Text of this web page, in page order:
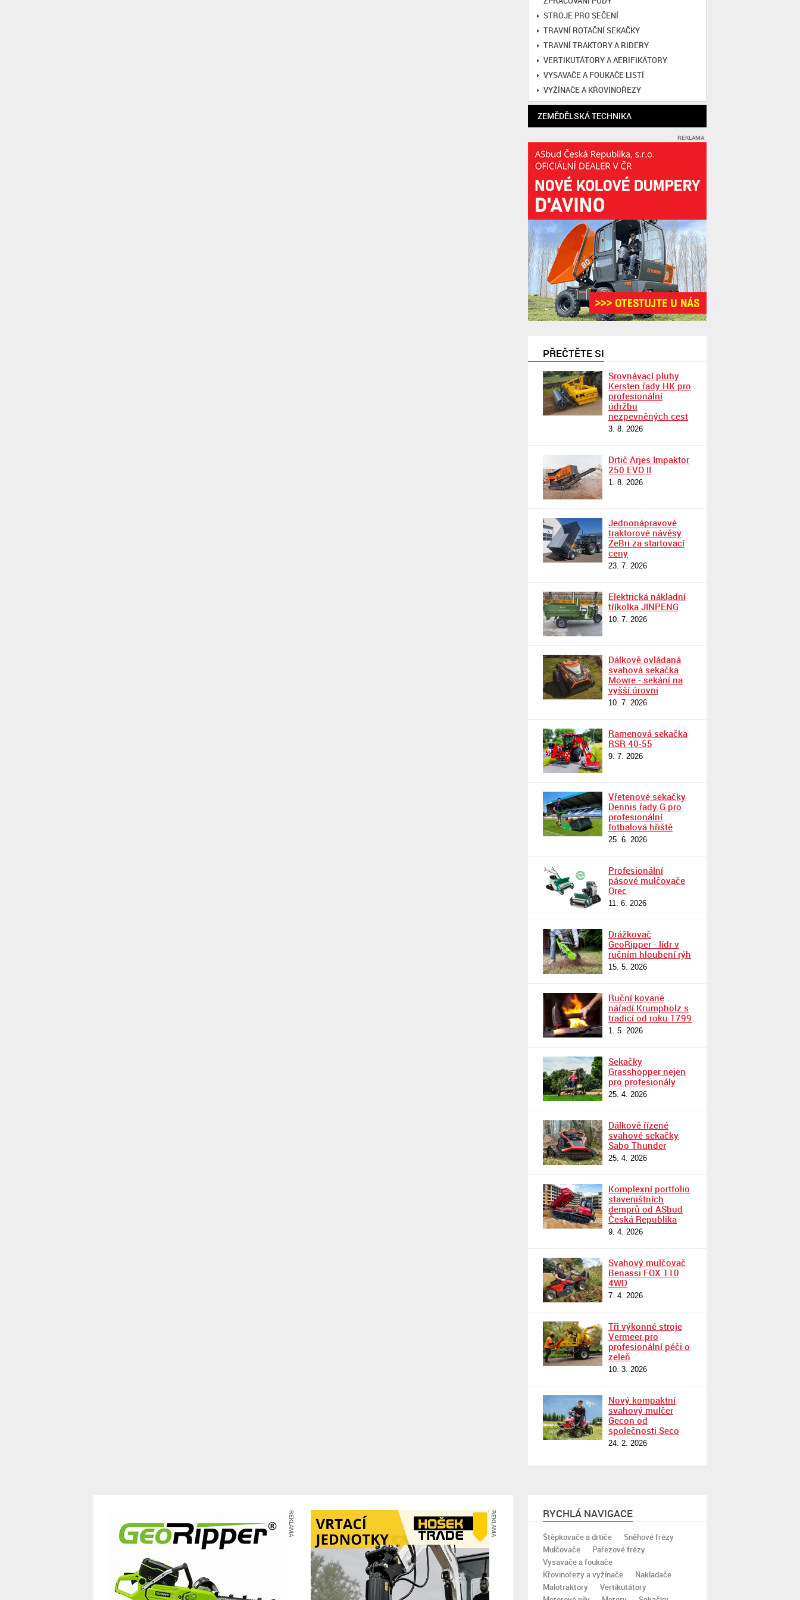
STROJE PRO SEČENÍ
TRAVNÍ ROTAČNÍ SEKAČKY
TRAVNÍ TRAKTORY A RIDERY
VERTIKUTÁTORY A AERIFIKÁTORY
VYSAVAČE A FOUKAČE LISTÍ
VYŽÍNAČE A KŘOVINOŘEZY
ZEMĚDĚLSKÁ TECHNIKA
REKLAMA
PŘEČTĚTE SI
Srovnávací pluhy
Kersten řady HK pro
profesionální
údržbu
nezpevněných cest
3. 8. 2026
Drtič Arjes Impaktor
250 EVO II
1. 8. 2026
Jednonápravové
traktorové návěsy
ZeBri za startovací
ceny
23. 7. 2026
Elektrická nákladní
tříkolka JINPENG
10. 7. 2026
Dálkově ovládaná
svahová sekačka
Mowre - sekání na
vyšší úrovni
10. 7. 2026
Ramenová sekačka
RSR 40-55
9. 7. 2026
Vřetenové sekačky
Dennis řady G pro
profesionální
fotbalová hřiště
25. 6. 2026
Profesionální
pásové mulčovače
Orec
11. 6. 2026
Drážkovač
GeoRipper - lídr v
ručním hloubení rýh
15. 5. 2026
Ruční kované
nářadí Krumpholz s
tradicí od roku 1799
1. 5. 2026
Sekačky
Grasshopper nejen
pro profesionály
25. 4. 2026
Dálkově řízené
svahové sekačky
Sabo Thunder
25. 4. 2026
Komplexní portfolio
staveništních
demprů od ASbud
Česká Republika
9. 4. 2026
Svahový mulčovač
Benassi FOX 110
4WD
7. 4. 2026
Tři výkonné stroje
Vermeer pro
profesionální péči o
zeleň
10. 3. 2026
Nový kompaktní
svahový mulčer
Gecon od
společnosti Seco
24. 2. 2026
REKLAMA REKLAMA RYCHLÁ NAVIGACE
Štěpkovače a drtiče
Sněhové frézy
Mulčovače
Pařezové frézy
Vysavače a foukače
Křovinořezy a vyžínače
Nakladače
Malotraktory
Vertikutátory